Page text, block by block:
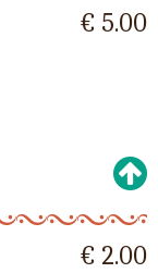
€ 5.00
€ 2.00